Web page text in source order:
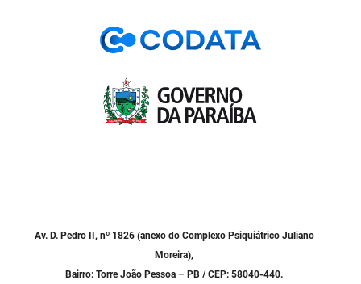
Av. D. Pedro II, nº 1826 (anexo do Complexo Psiquiátrico Juliano
Moreira),
Bairro: Torre João Pessoa – PB / CEP: 58040-440.